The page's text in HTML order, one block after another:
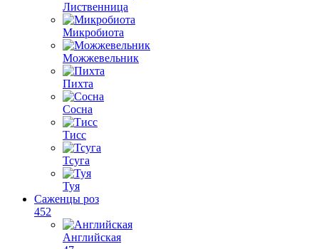
Лиственница
Микробиота
Можжевельник
Пихта
Сосна
Тисс
Тсуга
Туя
Саженцы роз
452
Английская